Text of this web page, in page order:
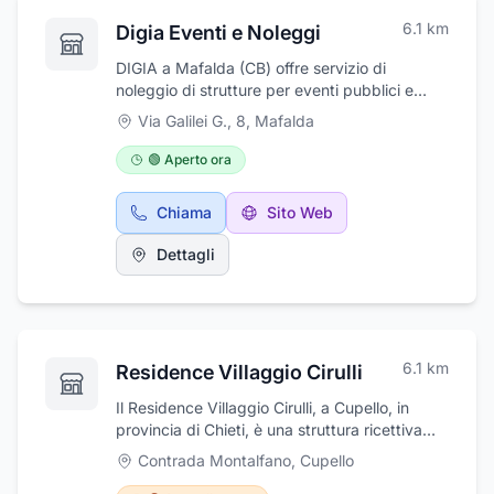
Digia Eventi e Noleggi 6.1 km
DIGIA a Mafalda (CB) offre servizio di
noleggio di strutture per eventi pubblici e
privati: palco modulare, tavoli e panche,
gruppi elettrogeni, transenne in plastica e
transenne antipanico. Inoltre organizziamo
allestimenti di palloncini per ogni tipo di
evento.
Via Galilei G., 8, Mafalda
🟢 Aperto ora
Chiama Sito Web
Dettagli
Residence Villaggio Cirulli 6.1 km
Il Residence Villaggio Cirulli, a Cupello, in
provincia di Chieti, è una struttura ricettiva
che si pone come meta ideale per chiunque
voglia concedersi giorni di relax o crogiolarsi
Contrada Montalfano, Cupello